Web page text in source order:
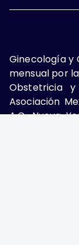
Ginecología y
mensual por
Obstetricia
Asociación
A.C. Nueva